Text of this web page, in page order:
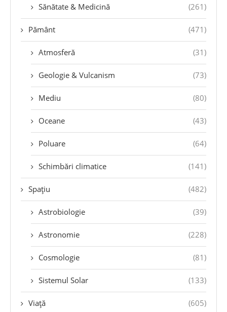
Sănătate & Medicină (261)
Pământ (471)
Atmosferă (31)
Geologie & Vulcanism (73)
Mediu (80)
Oceane (43)
Poluare (64)
Schimbări climatice (141)
Spațiu (482)
Astrobiologie (39)
Astronomie (228)
Cosmologie (81)
Sistemul Solar (133)
Viață (605)